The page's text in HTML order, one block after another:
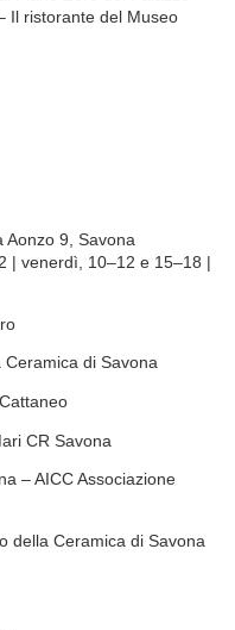
Il ristorante del Museo
Aonzo 9, Savona
venerdì, 10–12 e 15–18 |
di Savona
CR Savona
– AICC Associazione
della Ceramica di Savona